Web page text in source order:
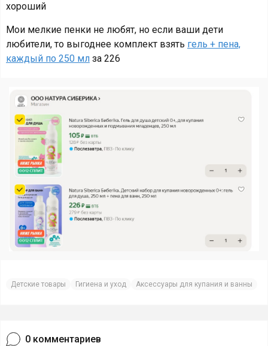
хороший
Мои мелкие пенки не любят, но если ваши дети
любители, то выгоднее комплект взять гель + пена,
каждый по 250 мл за 226
Детские товары Гигиена и уход Аксессуары для купания и ванны
0 комментариев